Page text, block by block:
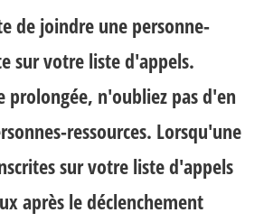
de joindre une personne-
sur votre liste d'appels.
prolongée, n'oubliez pas d'en
ressources. Lorsqu'une
sur votre liste d'appels
après le déclenchement